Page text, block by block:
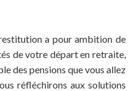
a pour ambition de
de votre départ en retraite,
des pensions que vous allez
réfléchirons aux solutions